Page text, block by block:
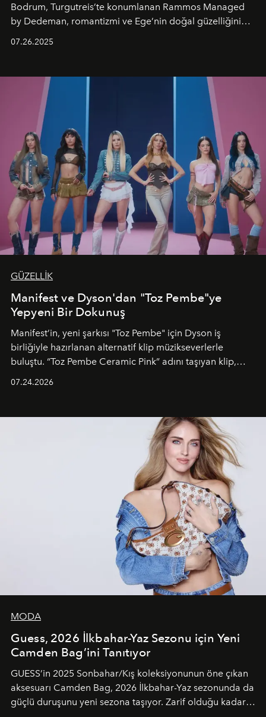
Bodrum, Turgutreis’te konumlanan Rammos Managed
by Dedeman, romantizmi ve Ege’nin doğal güzelliğini
07.26.2025
GÜZELLİK
Manifest ve Dyson'dan "Toz Pembe"ye
Yepyeni Bir Dokunuş
Manifest’in, yeni şarkısı "Toz Pembe" için Dyson iş
birliğiyle hazırlanan alternatif klip müzikseverlerle
buluştu. “Toz Pembe Ceramic Pink” adını taşıyan klip,
unsurlarından biri olarak öne çıkıyor.
07.24.2026
MODA
Guess, 2026 İlkbahar-Yaz Sezonu için Yeni
Camden Bag’ini Tanıtıyor
GUESS’in 2025 Sonbahar/Kış koleksiyonunun öne çıkan
aksesuarı Camden Bag, 2026 İlkbahar-Yaz sezonunda da
güçlü duruşunu yeni sezona taşıyor. Zarif olduğu kadar